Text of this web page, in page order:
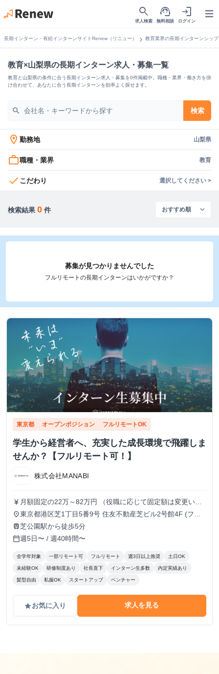
search
求人検索
support_agent
無料相談
login
ログイン
長期インターン・有給インターンサイトRenew（リニュー） chevron_right 教育業界の長期インターンシップ
教育×山梨県の長期インターン求人・募集一覧
教育と山梨県の条件に合う長期インターン求人・募集を0件掲載中。職種・業界・働き方を掛
け合わせて、あなたに合う長期インターンを効率よく探せます。
search 検索
location_on 勤務地 山梨県
work_outline職種・業界 教育
check こだわり 選択してください >
検索結果 0 件
募集が見つかりませんでした
フルリモートの長期インターンはいかがですか？
東京都 オープンポジション フルリモートOK
学生から経営者へ、充実した成長環境で飛躍しま
せんか？【フルリモート可！】
株式会社MANABI
currency_yen 月額固定の22万～82万円 （役職に応じて固定額は変更いた
します）
place東京都港区芝1丁目5番9号 住友不動産芝ビル2号館4F (フル
リモート/出勤は自由です)
train芝公園駅から徒歩5分
calendar_today週5日〜 / 週40時間〜
全学年対象 一部リモート可 フルリモート 週3日以上推奨 土日OK
未経験OK 研修制度あり 社長直下 インターン生多数 内定実績あり
髪型自由 私服OK スタートアップ ベンチャー
gradeお気に入り 求人を見る